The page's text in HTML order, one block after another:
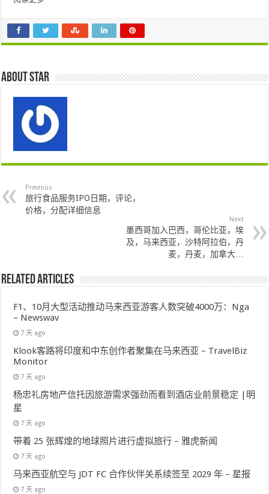
About star
Previous
旅行食品服务IPO日期，评论，
价格，分配详细信息
Next
墨西哥加入巴西，哥伦比亚，埃
及，马来西亚，沙特阿拉伯，丹
麦，丹麦，加拿大…
Related Articles
F1、10月大型活动推动马来西亚游客人数突破4000万：Nga
– Newswav
7 天 ago
Klook客路将印度和中东创作者聚集在马来西亚 – TravelBiz
Monitor
7 天 ago
杨忠礼房地产信托因旅游需求强劲而看到酒店业前景稳定 |明
星
7 天 ago
带着 25 张辉煌的地球照片进行虚拟旅行 – 雅虎新闻
7 天 ago
马来西亚航空与 JDT FC 合作伙伴关系续签至 2029 年 – 星报
7 天 ago